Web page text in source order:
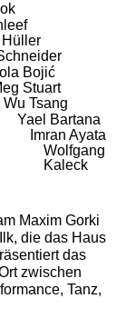
Bojić
Stuart
Wu Tsang
Yael Bartana
Imran Ayata
Wolfgang
Kaleck
Maxim Gorki
die das Haus
das
zwischen
Tanz,